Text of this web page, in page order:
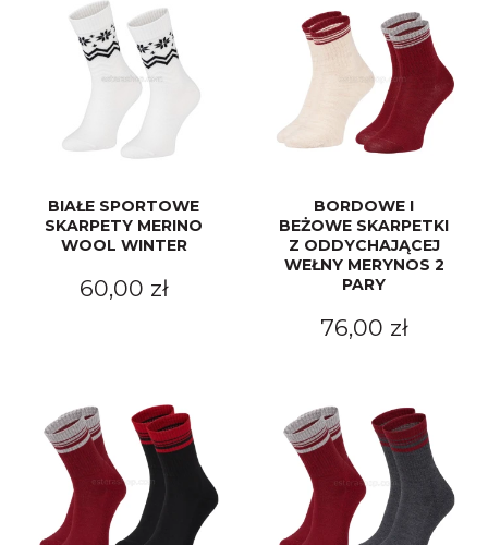
BIAŁE SPORTOWE
SKARPETY MERINO
WOOL WINTER
60,00 zł
BORDOWE I
BEŻOWE SKARPETKI
Z ODDYCHAJĄCEJ
WEŁNY MERYNOS 2
PARY
76,00 zł
Merynos trekking
Merynos bezuciskowe
Kaszmir
Bawełna
Bawełna egipska maco
Kropki